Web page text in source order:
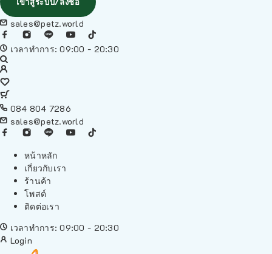
sales@petz.world
เวลาทำการ: 09:00 - 20:30
084 804 7286
sales@petz.world
หน้าหลัก
เกี่ยวกับเรา
ร้านค้า
โพสต์
ติดต่อเรา
เวลาทำการ: 09:00 - 20:30
Login